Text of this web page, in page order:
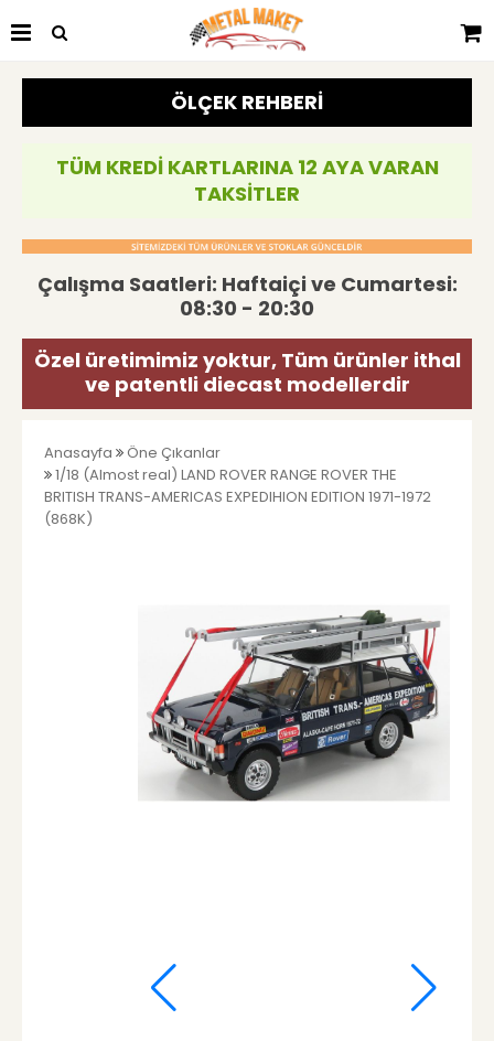
ÖLÇEK REHBERİ
TÜM KREDİ KARTLARINA 12 AYA VARAN
TAKSİTLER
Çalışma Saatleri: Haftaiçi ve Cumartesi:
08:30 - 20:30
Özel üretimimiz yoktur, Tüm ürünler ithal
ve patentli diecast modellerdir
Anasayfa
Öne Çıkanlar
1/18 (Almost real) LAND ROVER RANGE ROVER THE
BRITISH TRANS-AMERICAS EXPEDIHION EDITION 1971-1972
(868K)